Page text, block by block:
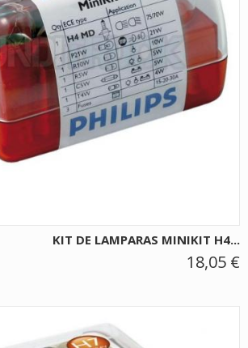
KIT DE LAMPARAS MINIKIT H4...
18,05 €